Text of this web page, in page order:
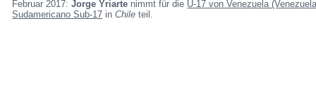
Februar 2017: Jorge Yriarte nimmt für die U-17 von Venezuela
Sudamericano Sub-17 inChileteil.